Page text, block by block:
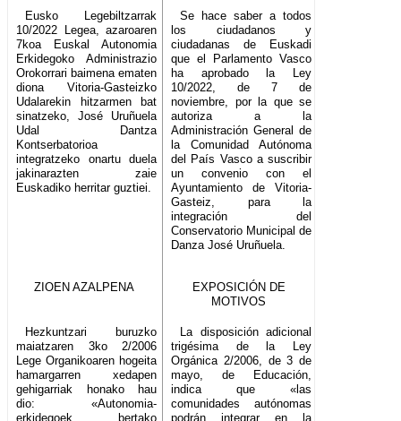
Eusko Legebiltzarrak
10/2022 Legea, azaroaren
7koa Euskal Autonomia
Erkidegoko Administrazio
Orokorrari baimena ematen
diona Vitoria-Gasteizko
Udalarekin hitzarmen bat
sinatzeko, José Uruñuela
Udal Dantza
Kontserbatorioa
integratzeko onartu duela
jakinarazten zaie
Euskadiko herritar guztiei.
Se hace saber a todos
los ciudadanos y
ciudadanas de Euskadi
que el Parlamento Vasco
ha aprobado la Ley
10/2022, de 7 de
noviembre, por la que se
autoriza a la
Administración General de
la Comunidad Autónoma
del País Vasco a suscribir
un convenio con el
Ayuntamiento de Vitoria-
Gasteiz, para la
integración del
Conservatorio Municipal de
Danza José Uruñuela.
ZIOEN AZALPENA
EXPOSICIÓN DE
MOTIVOS
Hezkuntzari buruzko
maiatzaren 3ko 2/2006
Lege Organikoaren hogeita
hamargarren xedapen
gehigarriak honako hau
dio: «Autonomia-
erkidegoek, bertako
La disposición adicional
trigésima de la Ley
Orgánica 2/2006, de 3 de
mayo, de Educación,
indica que «las
comunidades autónomas
podrán integrar en la